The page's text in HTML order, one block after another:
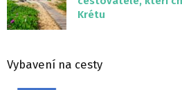
Krétu
Vybavení na cesty